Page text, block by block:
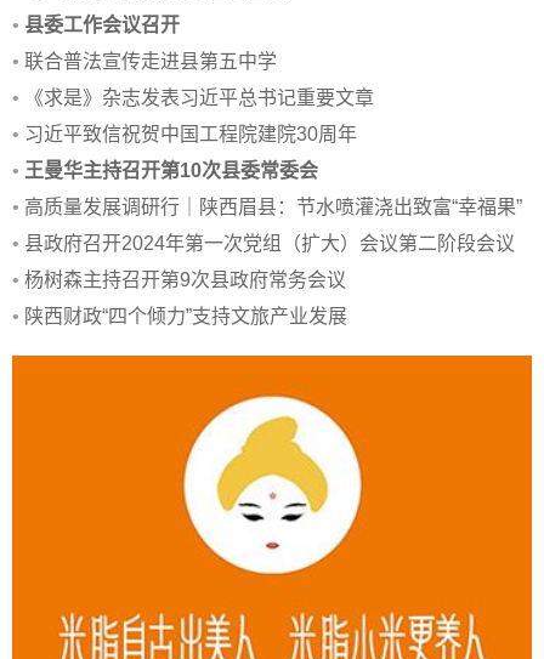
• 县委工作会议召开
• 联合普法宣传走进县第五中学
•
《求是》杂志发表习近平总书记重要文章
• 习近平致信祝贺中国工程院建院30周年
• 王曼华主持召开第10次县委常委会
• 高质量发展调研行｜陕西眉县：节水喷灌浇出致富“幸福果”
• 县政府召开2024年第一次党组（扩大）会议第二阶段会议
• 杨树森主持召开第9次县政府常务会议
• 陕西财政“四个倾力”支持文旅产业发展